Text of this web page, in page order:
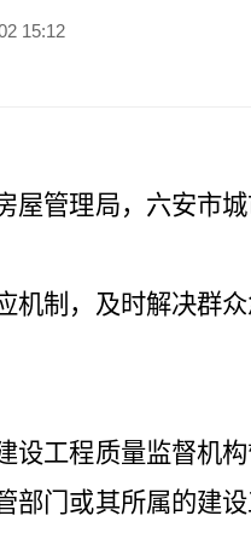
15:12
屋管理局，六安市
制，及时解决群众
设工程质量监督机
部门或其所属的建